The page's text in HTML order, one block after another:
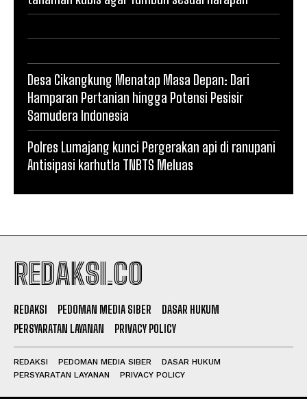
Desa Cikangkung Menatap Masa Depan: Dari
Hamparan Pertanian hingga Potensi Pesisir
Samudera Indonesia
Polres Lumajang kunci Pergerakan api di ranupani
Antisipasi karhutla TNBTS Meluas
REDAKSI.CO
REDAKSI PEDOMAN MEDIA SIBER
DASAR HUKUM
PERSYARATAN LAYANAN
PRIVACY POLICY
REDAKSI PEDOMAN MEDIA SIBER
DASAR HUKUM
PERSYARATAN LAYANAN
PRIVACY POLICY